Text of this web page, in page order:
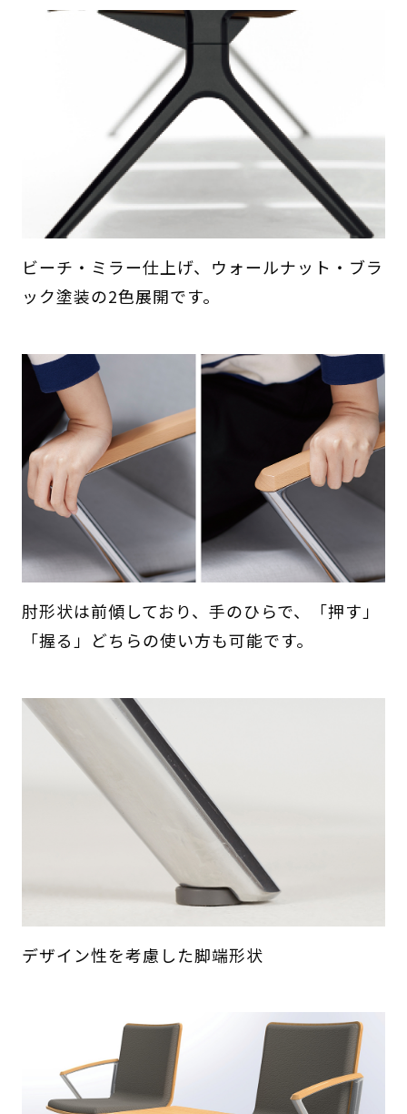
ビーチ・ミラー仕上げ、ウォールナット・ブラ
ック塗装の2色展開です。
肘形状は前傾しており、手のひらで、「押す」
「握る」どちらの使い方も可能です。
デザイン性を考慮した脚端形状